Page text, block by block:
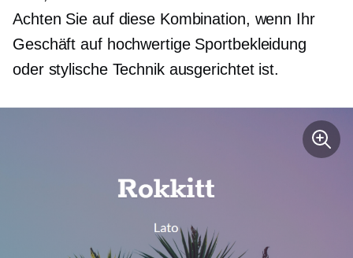
Achten Sie auf diese Kombination, wenn Ihr
Geschäft auf hochwertige Sportbekleidung
oder stylische Technik ausgerichtet ist.